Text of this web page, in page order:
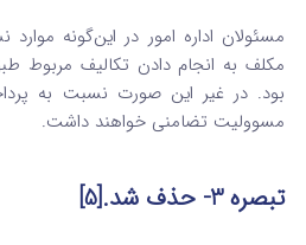
مسئولان اداره امور در این‌گونه
مکلف به انجام دادن تکالیف مربوط
بود. در غیر ‌این صورت نسبت به
مسوولیت تضامنی خواهند داشت.
تبصره ‌3- حذف شد.[5]